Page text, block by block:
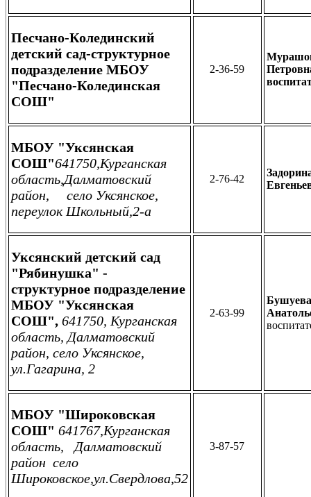
Песчано-Колединский
детский сад-структурное
подразделение МБОУ
"Песчано-Колединская
СОШ"
2-36-59
МБОУ "Уксянская
СОШ"641750,Курганская
область,Далматовский
район, село Уксянское,
переулок Школьный,2-а
2-76-42
Уксянский детский сад
"Рябинушка" -
структурное подразделение
МБОУ "Уксянская
СОШ", 641750, Курганская
область, Далматовский
район, село Уксянское,
ул.Гагарина, 2
2-63-99
МБОУ "Широковская
СОШ" 641767,Курганская
область, Далматовский
район село
Широковское,ул.Свердлова,52
3-87-57